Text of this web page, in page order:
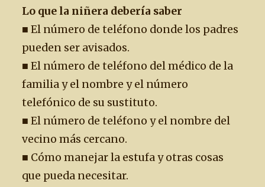
Lo que la niñera debería saber
■ El número de teléfono donde los padres
pueden ser avisados.
■ El número de teléfono del médico de la
familia y el nombre y el número
telefónico de su sustituto.
■ El número de teléfono y el nombre del
vecino más cercano.
■ Cómo manejar la estufa y otras cosas
que pueda necesitar.